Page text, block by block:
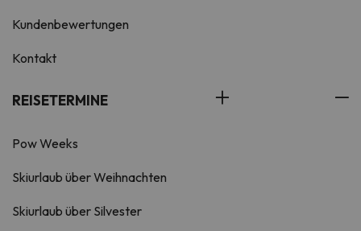
Kundenbewertungen
Kontakt
REISETERMINE
Pow Weeks
Skiurlaub über Weihnachten
Skiurlaub über Silvester